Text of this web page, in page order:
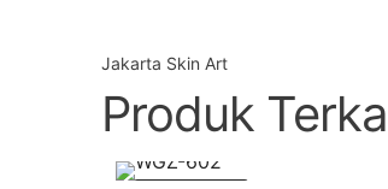
Jakarta Skin Art
Produk